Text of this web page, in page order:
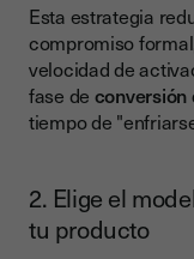
Esta estrategia
compromiso
velocidad de
fase de conversión
tiempo de
2. Elige el
tu producto